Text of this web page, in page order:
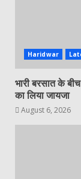
Haridwar
भारी बरसात के
का लिया जायजा
August 6, 2026